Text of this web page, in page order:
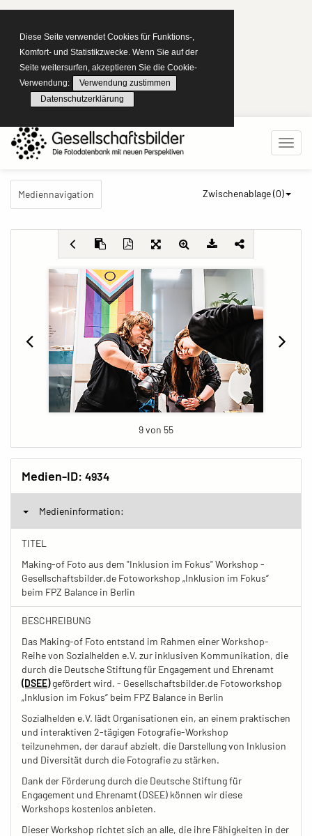
Diese Seite verwendet Cookies für Funktions-,
Komfort- und Statistikzwecke. Wenn Sie auf der
Seite weitersurfen, akzeptieren Sie die Cookie-
Verwendung:
Verwendung zustimmen
Datenschutzerklärung
Mediennavigation Zwischenablage (0)
9 von 55
Medien-ID: 4934
Medieninformation:
TITEL
Making-of Foto aus dem "Inklusion im Fokus" Workshop -
Gesellschaftsbilder.de Fotoworkshop „Inklusion im Fokus“
beim FPZ Balance in Berlin
BESCHREIBUNG
Das Making-of Foto entstand im Rahmen einer Workshop-
Reihe von Sozialhelden e.V. zur inklusiven Kommunikation, die
durch die Deutsche Stiftung für Engagement und Ehrenamt
(DSEE)gefördert wird. - Gesellschaftsbilder.de Fotoworkshop
„Inklusion im Fokus“ beim FPZ Balance in Berlin
Sozialhelden e.V. lädt Organisationen ein, an einem praktischen
und interaktiven 2-tägigen Fotografie-Workshop
teilzunehmen, der darauf abzielt, die Darstellung von Inklusion
und Diversität durch die Fotografie zu stärken.
Dank der Förderung durch die Deutsche Stiftung für
Engagement und Ehrenamt (DSEE) können wir diese
Workshops kostenlos anbieten.
Dieser Workshop richtet sich an alle, die ihre Fähigkeiten in der